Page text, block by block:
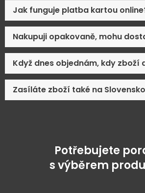
Jak funguje platba kartou
Nakupuji opakovaně, mohu
Když dnes objednám, kdy zboží
Zasíláte zboží také na
Potřebujete
s výběrem